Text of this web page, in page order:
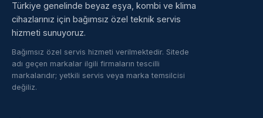
Türkiye genelinde beyaz eşya, kombi ve klima
cihazlarınız için bağımsız özel teknik servis
hizmeti sunuyoruz.
Bağımsız özel servis hizmeti verilmektedir. Sitede
adı geçen markalar ilgili firmaların tescilli
markalarıdır; yetkili servis veya marka temsilcisi
değiliz.